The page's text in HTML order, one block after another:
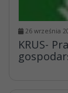
26 września
KRUS-